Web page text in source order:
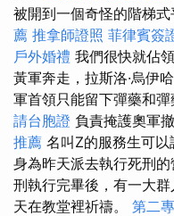
被開到一個奇怪的階梯式
薦 推拿師證照 菲律賓簽
戶外婚禮 我們很快就佔
黃軍奔走，拉斯洛·烏伊
軍首領只能留下彈藥和彈
請台胞證 負責掩護奧軍
推薦 名叫Z的服務生可以
身為昨天派去執行死刑
刑執行完畢後，有一大
天在教堂裡祈禱。 第二